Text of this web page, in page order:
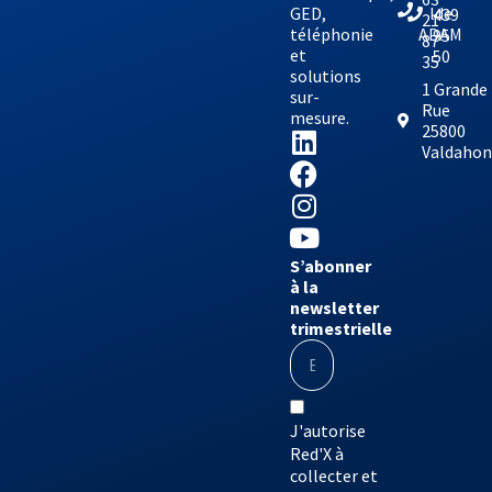
GED,
téléphonie
et
solutions
sur-
mesure.
S’abonner
à la
newsletter
trimestrielle
J'autorise
Red'X à
collecter et
21
87
35
1 Grande
Rue
25800
Valdahon
439
95
50
lde
ADAM